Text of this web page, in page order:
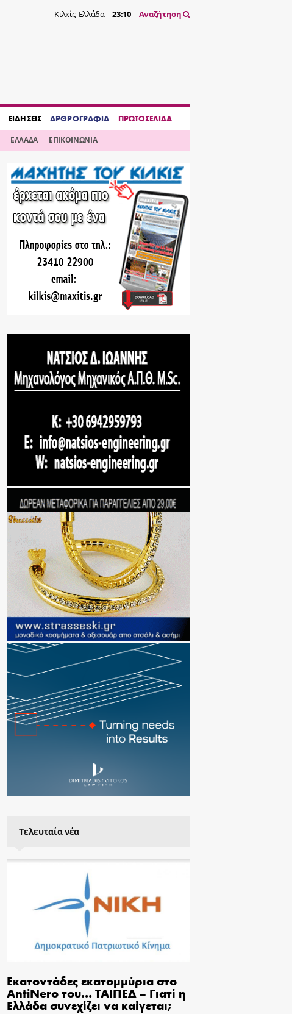
Κιλκίς, Ελλάδα 23:10 Αναζήτηση
ΕΙΔΗΣΕΙΣ ΑΡΘΡΟΓΡΑΦΙΑ ΠΡΩΤΟΣΕΛΙΔΑ
ΕΛΛΑΔΑ ΕΠΙΚΟΙΝΩΝΙΑ
Τελευταία νέα
Εκατοντάδες εκατομμύρια στο
AntiNero του… ΤΑΙΠΕΔ – Γιατί η
Ελλάδα συνεχίζει να καίγεται;